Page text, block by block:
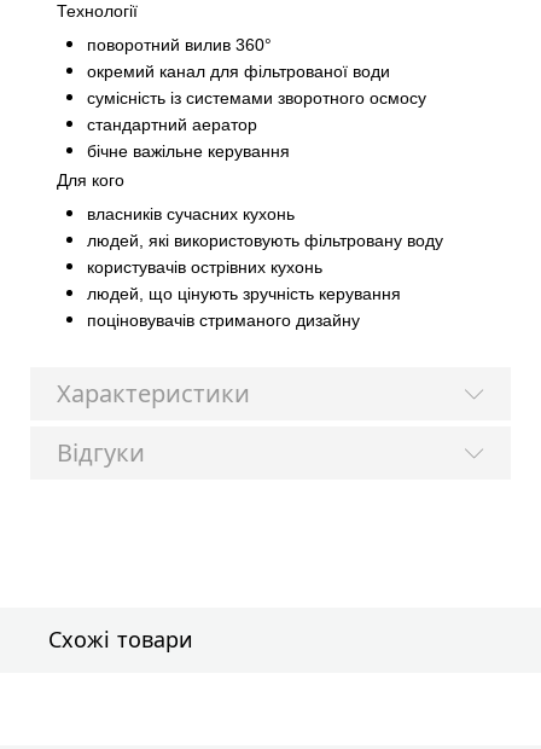
Технології
поворотний вилив 360°
окремий канал для фільтрованої води
сумісність із системами зворотного осмосу
стандартний аератор
бічне важільне керування
Для кого
власників сучасних кухонь
людей, які використовують фільтровану воду
користувачів острівних кухонь
людей, що цінують зручність керування
поціновувачів стриманого дизайну
Характеристики
Відгуки
Схожі товари